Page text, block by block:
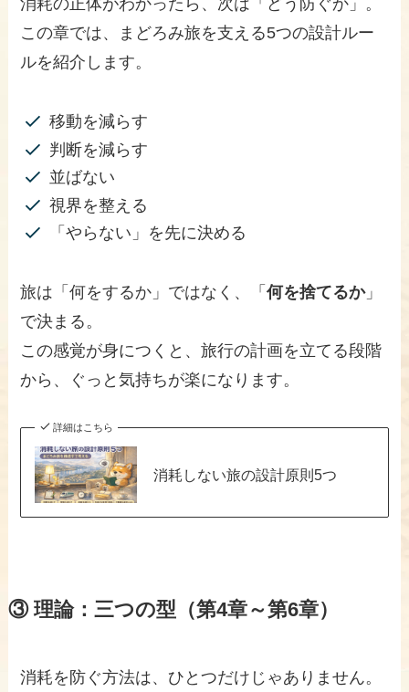
消耗の正体がわかったら、次は「どう防ぐか」。
この章では、まどろみ旅を支える5つの設計ルー
ルを紹介します。
移動を減らす
判断を減らす
並ばない
視界を整える
「やらない」を先に決める
旅は「何をするか」ではなく、「何を捨てるか」
で決まる。
この感覚が身につくと、旅行の計画を立てる段階
から、ぐっと気持ちが楽になります。
詳細はこちら
消耗しない旅の設計原則5つ
③ 理論：三つの型（第4章～第6章）
消耗を防ぐ方法は、ひとつだけじゃありません。